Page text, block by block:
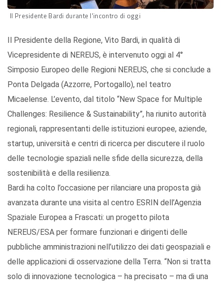
Il Presidente Bardi durante l'incontro di oggi
Il Presidente della Regione, Vito Bardi, in qualità di
Vicepresidente di NEREUS, è intervenuto oggi al 4°
Simposio Europeo delle Regioni NEREUS, che si conclude a
Ponta Delgada (Azzorre, Portogallo), nel teatro
Micaelense. L’evento, dal titolo “New Space for Multiple
Challenges: Resilience & Sustainability”, ha riunito autorità
regionali, rappresentanti delle istituzioni europee, aziende,
startup, università e centri di ricerca per discutere il ruolo
delle tecnologie spaziali nelle sfide della sicurezza, della
sostenibilità e della resilienza.
Bardi ha colto l’occasione per rilanciare una proposta già
avanzata durante una visita al centro ESRIN dell’Agenzia
Spaziale Europea a Frascati: un progetto pilota
NEREUS/ESA per formare funzionari e dirigenti delle
pubbliche amministrazioni nell’utilizzo dei dati geospaziali e
delle applicazioni di osservazione della Terra. “Non si tratta
solo di innovazione tecnologica – ha precisato – ma di una